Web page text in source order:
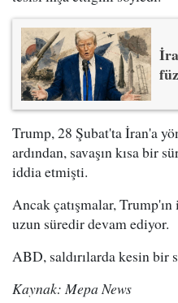
Trump, 28 Şubat'ta İran'a
ardından, savaşın kısa bir
iddia etmişti.
Ancak çatışmalar, Trump'ın
uzun süredir devam ediyor.
ABD, saldırılarda kesin bir
Kaynak: Mepa News